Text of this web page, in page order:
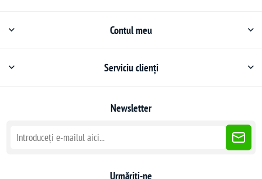
Contul meu
Serviciu clienți
Newsletter
Urmăriți-ne